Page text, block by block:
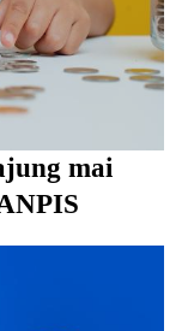
mai